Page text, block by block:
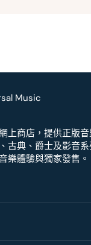
上商店，提供正版
古典、爵士及影音
樂體驗與獨家發售。